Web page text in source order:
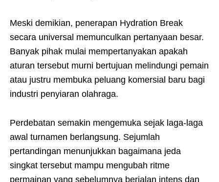
Meski demikian, penerapan Hydration Break
secara universal memunculkan pertanyaan besar.
Banyak pihak mulai mempertanyakan apakah
aturan tersebut murni bertujuan melindungi pemain
atau justru membuka peluang komersial baru bagi
industri penyiaran olahraga.
Perdebatan semakin mengemuka sejak laga-laga
awal turnamen berlangsung. Sejumlah
pertandingan menunjukkan bagaimana jeda
singkat tersebut mampu mengubah ritme
permainan yang sebelumnya berjalan intens dan